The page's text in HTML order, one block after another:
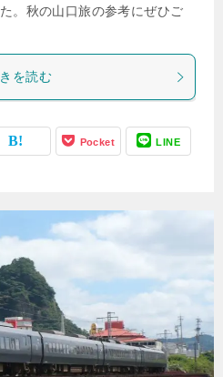
。秋の山口旅の参考にぜひご
を読む
Pocket LINE